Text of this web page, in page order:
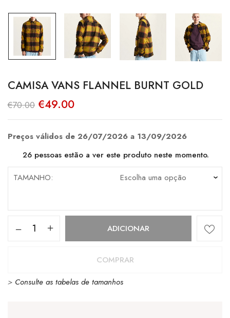
CAMISA VANS FLANNEL BURNT GOLD
€70.00 O
preço
original
€70.00.
€49.00O
atual
€49.00.
Preços válidos de 26/07/2026 a 13/09/2026
26 pessoas estão a ver este produto neste momento.
TAMANHO
Quantidade
Flannel
ADICIONAR
COMPRAR
> Consulte as tabelas de tamanhos